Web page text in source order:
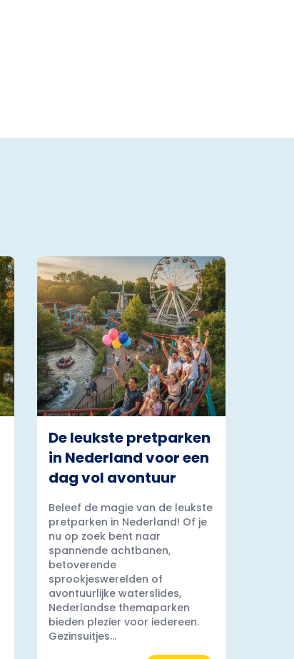
De leukste pretparken
in Nederland voor een
dag vol avontuur
Beleef de magie van de leukste
pretparken in Nederland! Of je
nu op zoek bent naar
spannende achtbanen,
betoverende
sprookjeswerelden of
avontuurlijke waterslides,
Nederlandse themaparken
bieden plezier voor iedereen.
Gezinsuitjes...